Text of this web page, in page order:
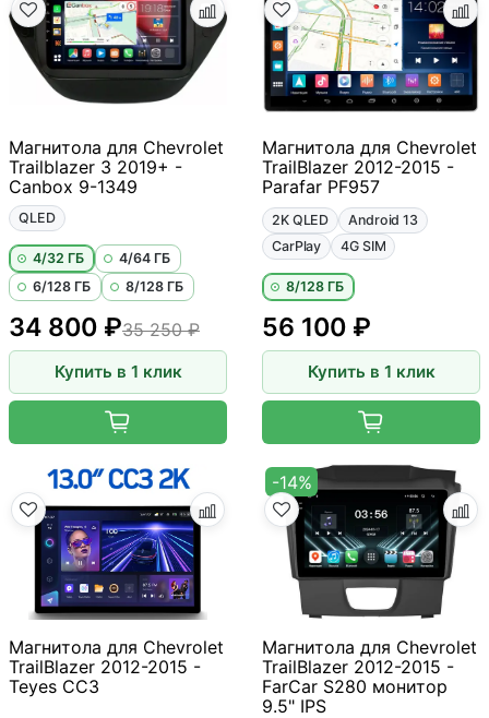
Магнитола для Chevrolet
Trailblazer 3 2019+ -
Canbox 9-1349
QLED
4/32 ГБ
4/64 ГБ
6/128 ГБ
8/128 ГБ
34 800 ₽35 250 ₽
Купить в 1 клик
Магнитола для Chevrolet
TrailBlazer 2012-2015 -
Parafar PF957
2K QLED
Android 13
CarPlay
4G SIM
8/128 ГБ
56 100 ₽
Купить в 1 клик
Магнитола для Chevrolet
TrailBlazer 2012-2015 -
Teyes CC3
-14%
Магнитола для Chevrolet
TrailBlazer 2012-2015 -
FarCar S280 монитор
9.5" IPS